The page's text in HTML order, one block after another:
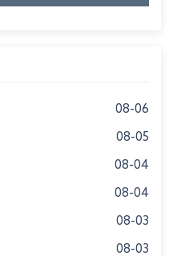
08-06
08-05
08-04
08-04
08-03
08-03